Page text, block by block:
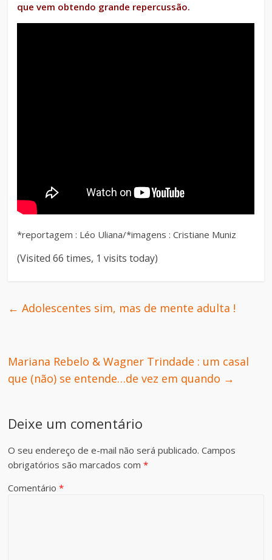
que vem obtendo grande repercussão.
*reportagem : Léo Uliana/*imagens : Cristiane Muniz
(Visited 66 times, 1 visits today)
← Adolescentes sim, mas de mente adulta !
Mariana Rebelo & Wagner Trindade : um casal
que (não) se entende…de vez em quando →
Deixe um comentário
O seu endereço de e-mail não será publicado. Campos
obrigatórios são marcados com*
Comentário*